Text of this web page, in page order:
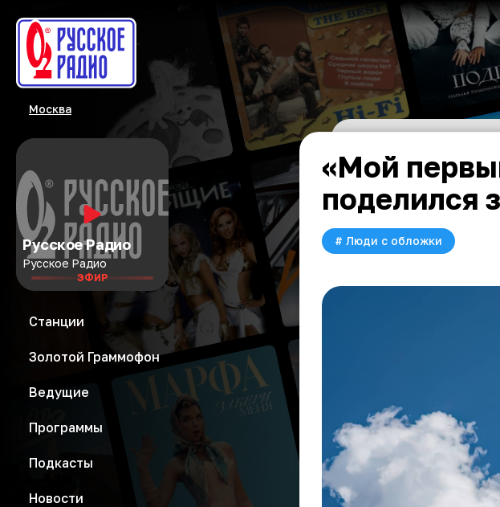
Москва
Русское Радио
Русское Радио
ЭФИР
Станции
Золотой Граммофон
Ведущие
Программы
Подкасты
Новости
«Мой
поделился
# Люди с обложки